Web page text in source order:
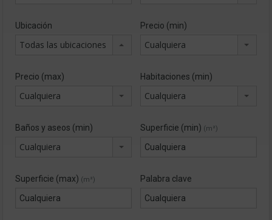
Ubicación
Todas las ubicaciones
Precio (min)
Cualquiera
Precio (max)
Cualquiera
Habitaciones (min)
Cualquiera
Baños y aseos (min)
Cualquiera
Superficie (min) (m²)
Superficie (max) (m²) Palabra clave